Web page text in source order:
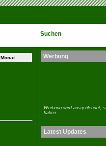
Suchen
Monat Werbung
Werbung wird ausgeblendet,
haben.
Latest Updates